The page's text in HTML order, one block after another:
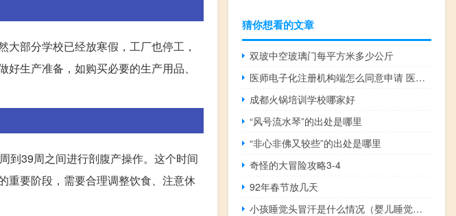
部分学校已经放寒假，工厂也停工，
生产准备，如购买必要的生产用品、
到39周之间进行剖腹产操作。这个时间
重要阶段，需要合理调整饮食、注意休
猜你想看的文章
双玻中空玻璃门每平方米多少公斤
医师电子化注册机构端怎么同意申请 医师电子化注册系统
成都火锅培训学校哪家好
“风号流水琴”的出处是哪里
“非心非佛又较些”的出处是哪里
奇怪的大冒险攻略3-4
92年春节放几天
小孩睡觉头冒汗是什么情况（婴儿睡觉头冒汗怎么回事）